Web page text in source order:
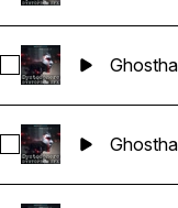
Sélectionnez
Sélectionnez